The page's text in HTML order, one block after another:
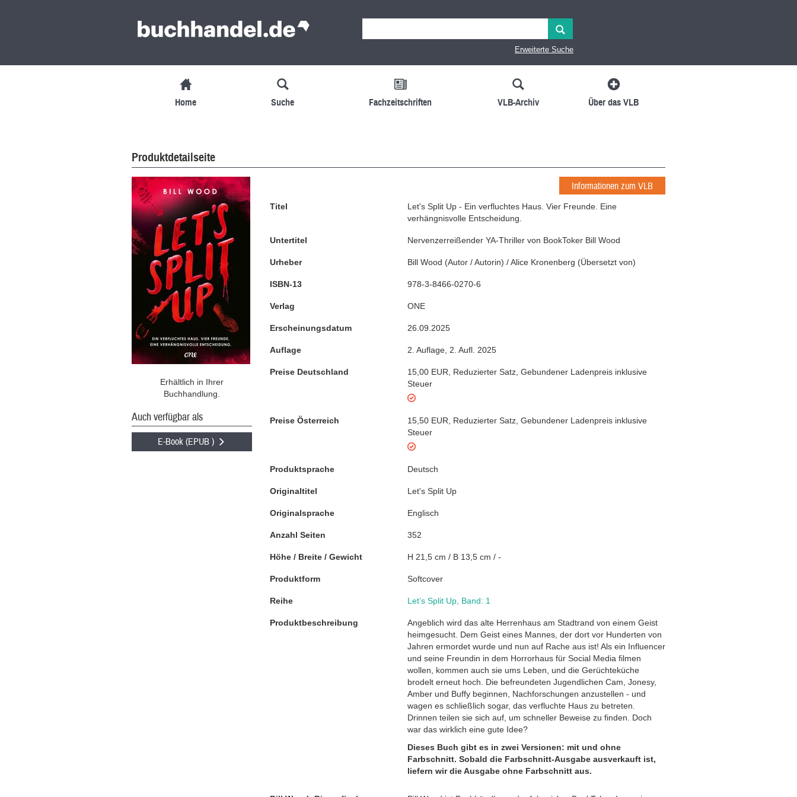
Erweiterte Suche
Home Suche Fachzeitschriften VLB-Archiv Über das VLB
Produktdetailseite
Erhältlich in Ihrer
Buchhandlung.
Auch verfügbar als
E-Book (EPUB )
Informationen zum VLB
Titel
Let's Split Up - Ein verfluchtes Haus. Vier Freunde. Eine
verhängnisvolle Entscheidung.
Untertitel Nervenzerreißender YA-Thriller von BookToker Bill Wood
Urheber Bill Wood (Autor / Autorin) /Alice Kronenberg (Übersetzt von)
ISBN-13 978-3-8466-0270-6
Verlag ONE
Erscheinungsdatum 26.09.2025
Auflage 2. Auflage 2. Aufl. 2025
Preise Deutschland 15,00 EUR Reduzierter Satz Gebundener Ladenpreis inklusive
Steuer
Preise Österreich 15,50 EUR Reduzierter Satz Gebundener Ladenpreis inklusive
Steuer
Produktsprache Deutsch
Originaltitel Let's Split Up
Originalsprache Englisch
Anzahl Seiten 352
Höhe / Breite / Gewicht H 21,5 cm / B 13,5 cm / -
Produktform Softcover
Reihe Let’s Split Up Band: 1
Produktbeschreibung
Angeblich wird das alte Herrenhaus am Stadtrand von einem Geist
heimgesucht. Dem Geist eines Mannes, der dort vor Hunderten von
Jahren ermordet wurde und nun auf Rache aus ist! Als ein Influencer
und seine Freundin in dem Horrorhaus für Social Media filmen
wollen, kommen auch sie ums Leben, und die Gerüchteküche
brodelt erneut hoch. Die befreundeten Jugendlichen Cam, Jonesy,
Amber und Buffy beginnen, Nachforschungen anzustellen - und
wagen es schließlich sogar, das verfluchte Haus zu betreten.
Drinnen teilen sie sich auf, um schneller Beweise zu finden. Doch
war das wirklich eine gute Idee?
Dieses Buch gibt es in zwei Versionen: mit und ohne
Farbschnitt. Sobald die Farbschnitt-Ausgabe ausverkauft ist,
liefern wir die Ausgabe ohne Farbschnitt aus.